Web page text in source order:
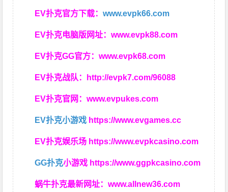
EV扑克官方下载：www.evpk66.com
EV扑克电脑版网址：www.evpk88.com
EV扑克GG官方：www.evpk68.com
EV扑克战队： http://evpk7.com/96088
EV扑克官网：www.evpukes.com
EV扑克小游戏 https://www.evgames.cc
EV扑克娱乐场 https://www.evpkcasino.com
GG扑克小游戏 https://www.ggpkcasino.com
蜗牛扑克最新网址：www.allnew36.com